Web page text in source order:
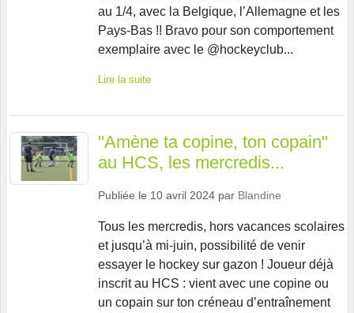
au 1/4, avec la Belgique, l’Allemagne et les
Pays-Bas !! Bravo pour son comportement
exemplaire avec le @hockeyclub...
Lire la suite
"Amène ta copine, ton copain"
au HCS, les mercredis...
Publiée le 10 avril 2024 par Blandine
Tous les mercredis, hors vacances scolaires
et jusqu’à mi-juin, possibilité de venir
essayer le hockey sur gazon ! Joueur déjà
inscrit au HCS : vient avec une copine ou
un copain sur ton créneau d’entraînement